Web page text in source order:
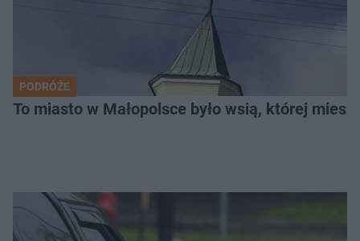
PODRÓŻE
To miasto w Małopolsce było wsią, której